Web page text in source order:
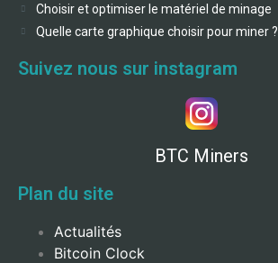
Choisir et optimiser le matériel de minage
Quelle carte graphique choisir pour miner ?
Suivez nous sur instagram
BTC Miners
Plan du site
Actualités
Bitcoin Clock